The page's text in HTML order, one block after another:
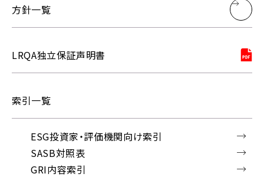
方針一覧
LRQA独立保証声明書
索引一覧
ESG投資家・評価機関向け索引
SASB対照表
GRI内容索引